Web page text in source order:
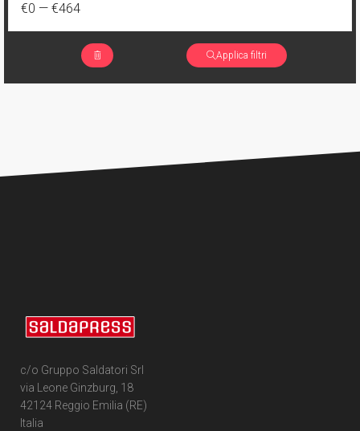
€0 — €464
Applica filtri
c/o Gruppo Saldatori Srl
via Leone Ginzburg, 18
42124 Reggio Emilia (RE)
Italia